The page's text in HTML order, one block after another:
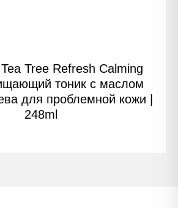
Tree Refresh Calming
тоник с маслом
для проблемной кожи |
248ml